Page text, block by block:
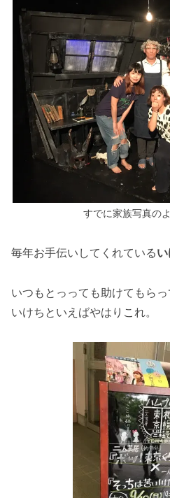
すでに家族写真の
毎年お手伝いしてくれている
いつもとっっても助けてもら
いけちといえばやはりこれ。